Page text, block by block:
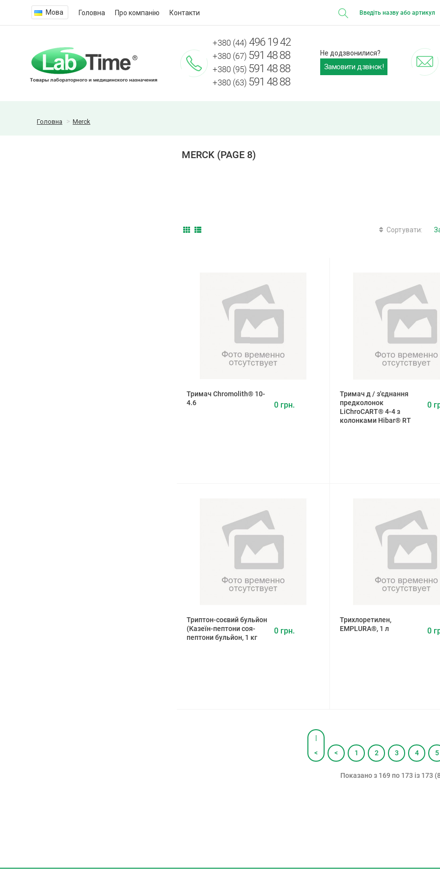
Мова Головна Про компанію Контакти
+380 (44) 496 19 42
+380 (67) 591 48 88
+380 (95) 591 48 88
+380 (63) 591 48 88
Не додзвонилися?
Замовити дзвінок!
Головна Merck
MERCK (PAGE 8)
Сортувати:
Тримач Chromolith® 10-
4.6
0 грн.
Тримач д / з'єднання
предколонок
LiChroCART® 4-4 з
колонками Hibar® RT
0
Триптон-соєвий бульйон
(Казеїн-пептони соя-
пептони бульйон, 1 кг
0 грн.
Трихлоретилен,
EMPLURA®, 1 л
0
|
<
< 1 2 3 4 5
Показано з 169 по 173 із 173